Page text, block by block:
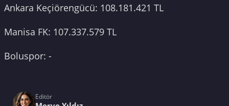
Ankara Keçiörengücü: 108.181.421 TL
Manisa FK: 107.337.579 TL
Boluspor: -
Editör